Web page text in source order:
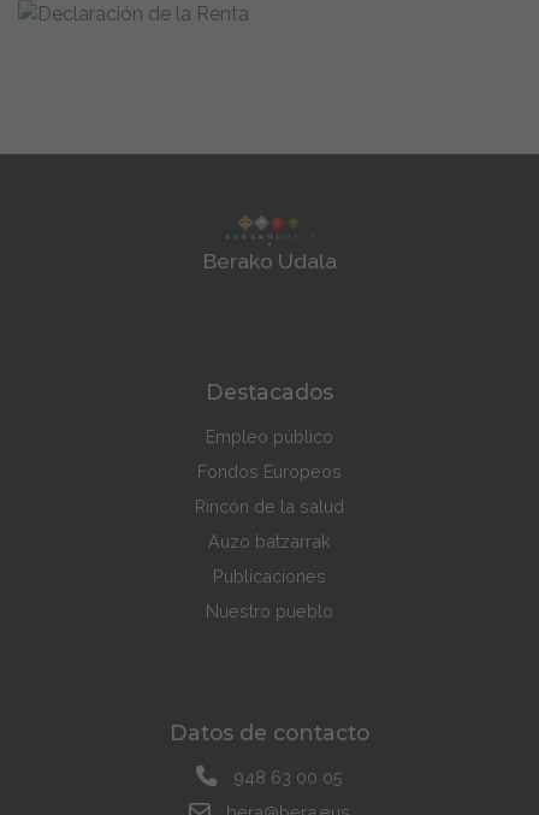
Berako Udala
Destacados
Empleo público
Fondos Europeos
Rincón de la salud
Auzo batzarrak
Publicaciones
Nuestro pueblo
Datos de contacto
948 63 00 05